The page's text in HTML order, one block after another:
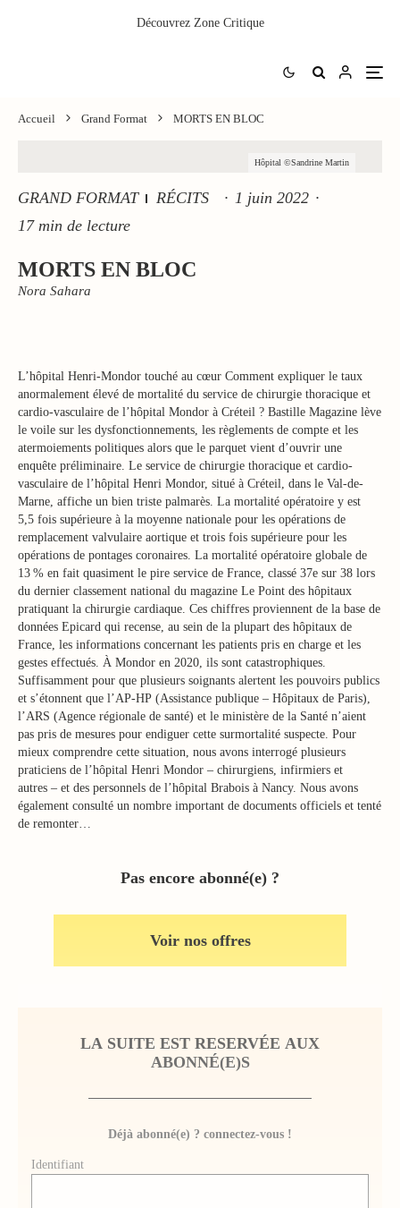
Découvrez Zone Critique
Accueil Grand Format MORTS EN BLOC
Hôpital ©Sandrine Martin
GRAND FORMAT RÉCITS · 1 juin 2022 ·
17 min de lecture
MORTS EN BLOC
Nora Sahara
L’hôpital Henri-Mondor touché au cœur Comment expliquer le taux
anormalement élevé de mortalité du service de chirurgie thoracique et
cardio-vasculaire de l’hôpital Mondor à Créteil ? Bastille Magazine lève
le voile sur les dysfonctionnements, les règlements de compte et les
atermoiements politiques alors que le parquet vient d’ouvrir une
enquête préliminaire. Le service de chirurgie thoracique et cardio-
vasculaire de l’hôpital Henri Mondor, situé à Créteil, dans le Val-de-
Marne, affiche un bien triste palmarès. La mortalité opératoire y est
5,5 fois supérieure à la moyenne nationale pour les opérations de
remplacement valvulaire aortique et trois fois supérieure pour les
opérations de pontages coronaires. La mortalité opératoire globale de
13 % en fait quasiment le pire service de France, classé 37e sur 38 lors
du dernier classement national du magazine Le Point des hôpitaux
pratiquant la chirurgie cardiaque. Ces chiffres proviennent de la base de
données Epicard qui recense, au sein de la plupart des hôpitaux de
France, les informations concernant les patients pris en charge et les
gestes effectués. À Mondor en 2020, ils sont catastrophiques.
Suffisamment pour que plusieurs soignants alertent les pouvoirs publics
et s’étonnent que l’AP-HP (Assistance publique – Hôpitaux de Paris),
l’ARS (Agence régionale de santé) et le ministère de la Santé n’aient
pas pris de mesures pour endiguer cette surmortalité suspecte. Pour
mieux comprendre cette situation, nous avons interrogé plusieurs
praticiens de l’hôpital Henri Mondor – chirurgiens, infirmiers et
autres – et des personnels de l’hôpital Brabois à Nancy. Nous avons
également consulté un nombre important de documents officiels et tenté
de remonter…
Pas encore abonné(e) ?
Voir nos offres
LA SUITE EST RESERVÉE AUX
ABONNÉ(E)S
Déjà abonné(e) ? connectez-vous !
Identifiant